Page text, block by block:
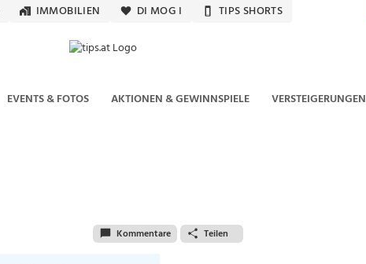
IMMOBILIEN DI MOG I TIPS SHORTS
EVENTS & FOTOS AKTIONEN & GEWINNSPIELE VERSTEIGERUNGEN
Kommentare Teilen